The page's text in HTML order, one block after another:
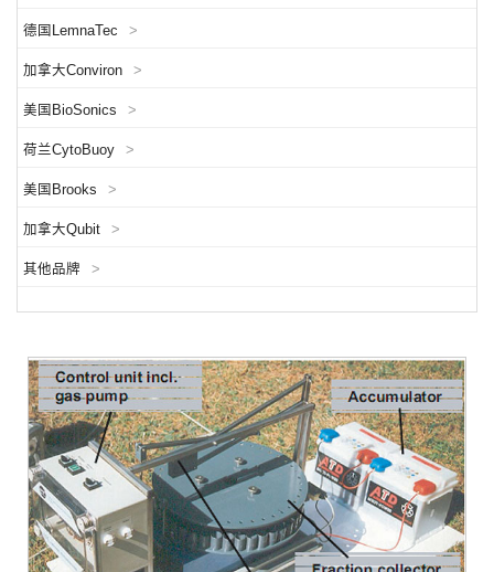
德国LemnaTec >
加拿大Conviron >
美国BioSonics >
荷兰CytoBuoy >
美国Brooks >
加拿大Qubit >
其他品牌 >